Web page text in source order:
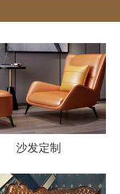
沙发定制